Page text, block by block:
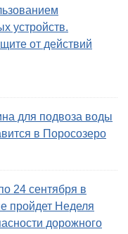
устройств.
от действий
для подвоза воды
в Поросозеро
24 сентября в
пройдет Неделя
дорожного